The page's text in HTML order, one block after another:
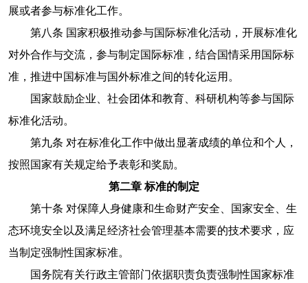
展或者参与标准化工作。
第八条 国家积极推动参与国际标准化活动，开展标准化
对外合作与交流，参与制定国际标准，结合国情采用国际标
准，推进中国标准与国外标准之间的转化运用。
国家鼓励企业、社会团体和教育、科研机构等参与国际
标准化活动。
第九条 对在标准化工作中做出显著成绩的单位和个人，
按照国家有关规定给予表彰和奖励。
第二章 标准的制定
第十条 对保障人身健康和生命财产安全、国家安全、生
态环境安全以及满足经济社会管理基本需要的技术要求，应
当制定强制性国家标准。
国务院有关行政主管部门依据职责负责强制性国家标准